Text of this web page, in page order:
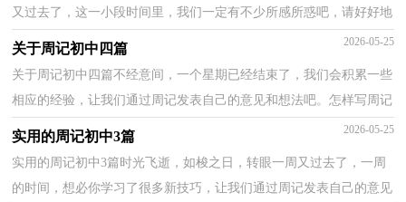
又过去了，这一小段时间里，我们一定有不少所感所惑吧，请好好地
记录下在周记里。那么我们该怎么去写周记呢？下面是小编...
关于周记初中四篇 2026-05-25
关于周记初中四篇不经意间，一个星期已经结束了，我们会积累一些
相应的经验，让我们通过周记发表自己的意见和想法吧。怎样写周记
才更能吸引眼球呢？下面是小编为大家整理的周记初中...
实用的周记初中3篇 2026-05-25
实用的周记初中3篇时光飞逝，如梭之日，转眼一周又过去了，一周
的时间，想必你学习了很多新技巧，让我们通过周记发表自己的意见